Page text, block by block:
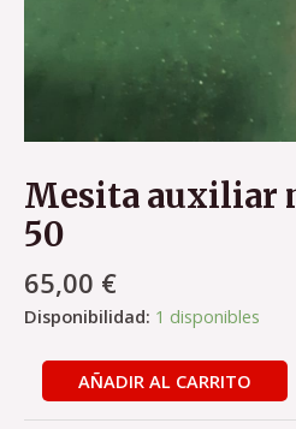
Mesita auxiliar
50
65,00 €
Disponibilidad: 1 disponibles
AÑADIR AL CARRITO